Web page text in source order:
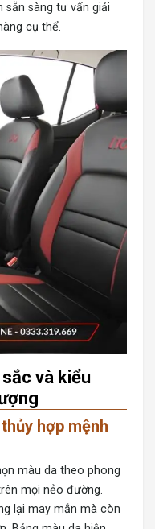
sẵn sàng tư vấn giải
cụ thể.
và kiểu
hợp mệnh
màu da theo phong
mọi nẻo đường.
lại may mắn mà còn